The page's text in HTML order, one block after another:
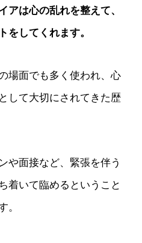
アは心の乱れを整えて、
をしてくれます。
場面でも多く使われ、心
して大切にされてきた歴
や面接など、緊張を伴う
着いて臨めるということ
。